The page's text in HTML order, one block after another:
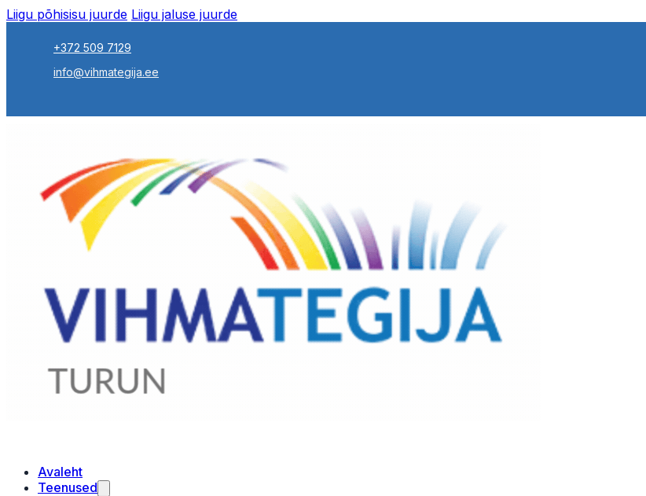
Liigu põhisisu juurde Liigu jaluse juurde
+372 509 7129
info@vihmategija.ee
Avaleht
Teenused